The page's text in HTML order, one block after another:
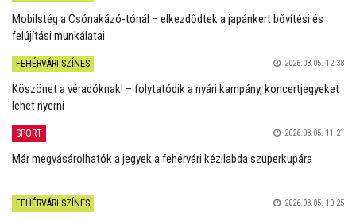
Mobilstég a Csónakázó-tónál – elkezdődtek a japánkert bővítési és
felújítási munkálatai
FEHÉRVÁRI SZÍNES 2026.08.05. 12:38
Köszönet a véradóknak! – folytatódik a nyári kampány, koncertjegyeket
lehet nyerni
SPORT 2026.08.05. 11:21
Már megvásárolhatók a jegyek a fehérvári kézilabda szuperkupára
FEHÉRVÁRI SZÍNES 2026.08.05. 10:25